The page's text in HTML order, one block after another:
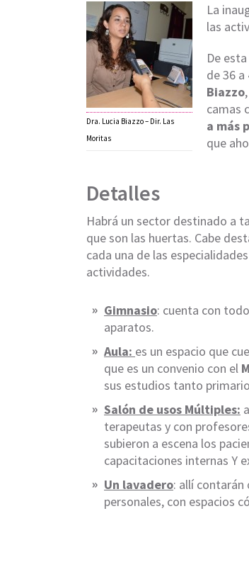
Dra. Lucia Biazzo – Dir. Las
Moritas
La
las
De
de 36
Biazzo
camas
a más
que
Detalles
Habrá un sector destinado a
que son las huertas. Cabe
cada una de las
actividades.
Gimnasio: cuenta con
aparatos.
Aula: es un espacio que
que es un convenio con el
sus estudios tanto
Salón de usos Múltiples:
terapeutas y con
subieron a escena los
capacitaciones internas Y
Un lavadero: allí contarán
personales, con espacios